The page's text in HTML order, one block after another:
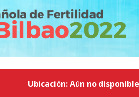
Ubicación: Aún no disponible